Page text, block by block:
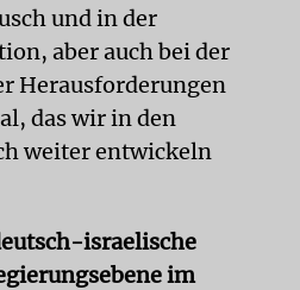
und in der
aber auch bei der
Herausforderungen
das wir in den
weiter entwickeln
israelische
im